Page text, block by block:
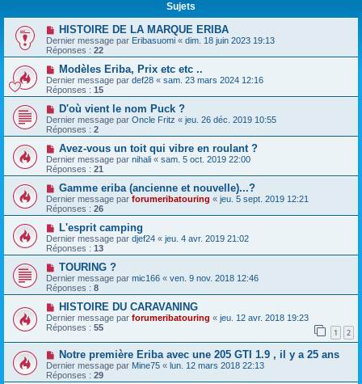
Sujets
HISTOIRE DE LA MARQUE ERIBA
Dernier message par Eribasuomi « dim. 18 juin 2023 19:13
Réponses : 22
Modèles Eriba, Prix etc etc ..
Dernier message par def28 « sam. 23 mars 2024 12:16
Réponses : 15
D'où vient le nom Puck ?
Dernier message par Oncle Fritz « jeu. 26 déc. 2019 10:55
Réponses : 2
Avez-vous un toit qui vibre en roulant ?
Dernier message par nihali « sam. 5 oct. 2019 22:00
Réponses : 21
Gamme eriba (ancienne et nouvelle)...?
Dernier message par forumeribatouring « jeu. 5 sept. 2019 12:21
Réponses : 26
L'esprit camping
Dernier message par djef24 « jeu. 4 avr. 2019 21:02
Réponses : 13
TOURING ?
Dernier message par mic166 « ven. 9 nov. 2018 12:46
Réponses : 8
HISTOIRE DU CARAVANING
Dernier message par forumeribatouring « jeu. 12 avr. 2018 19:23
Réponses : 55 1 2
Notre première Eriba avec une 205 GTI 1.9 , il y a 25 ans
Dernier message par Mine75 « lun. 12 mars 2018 22:13
Réponses : 29